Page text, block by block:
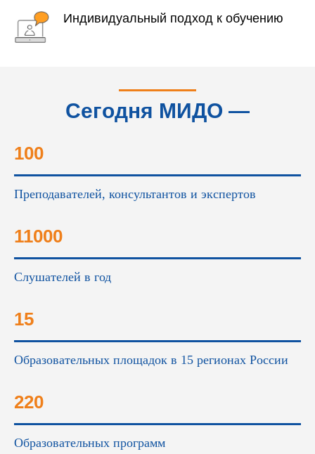
Индивидуальный подход к обучению
Сегодня МИДО —
100
Преподавателей, консультантов и экспертов
11000
Слушателей в год
15
Образовательных площадок в 15 регионах России
220
Образовательных программ